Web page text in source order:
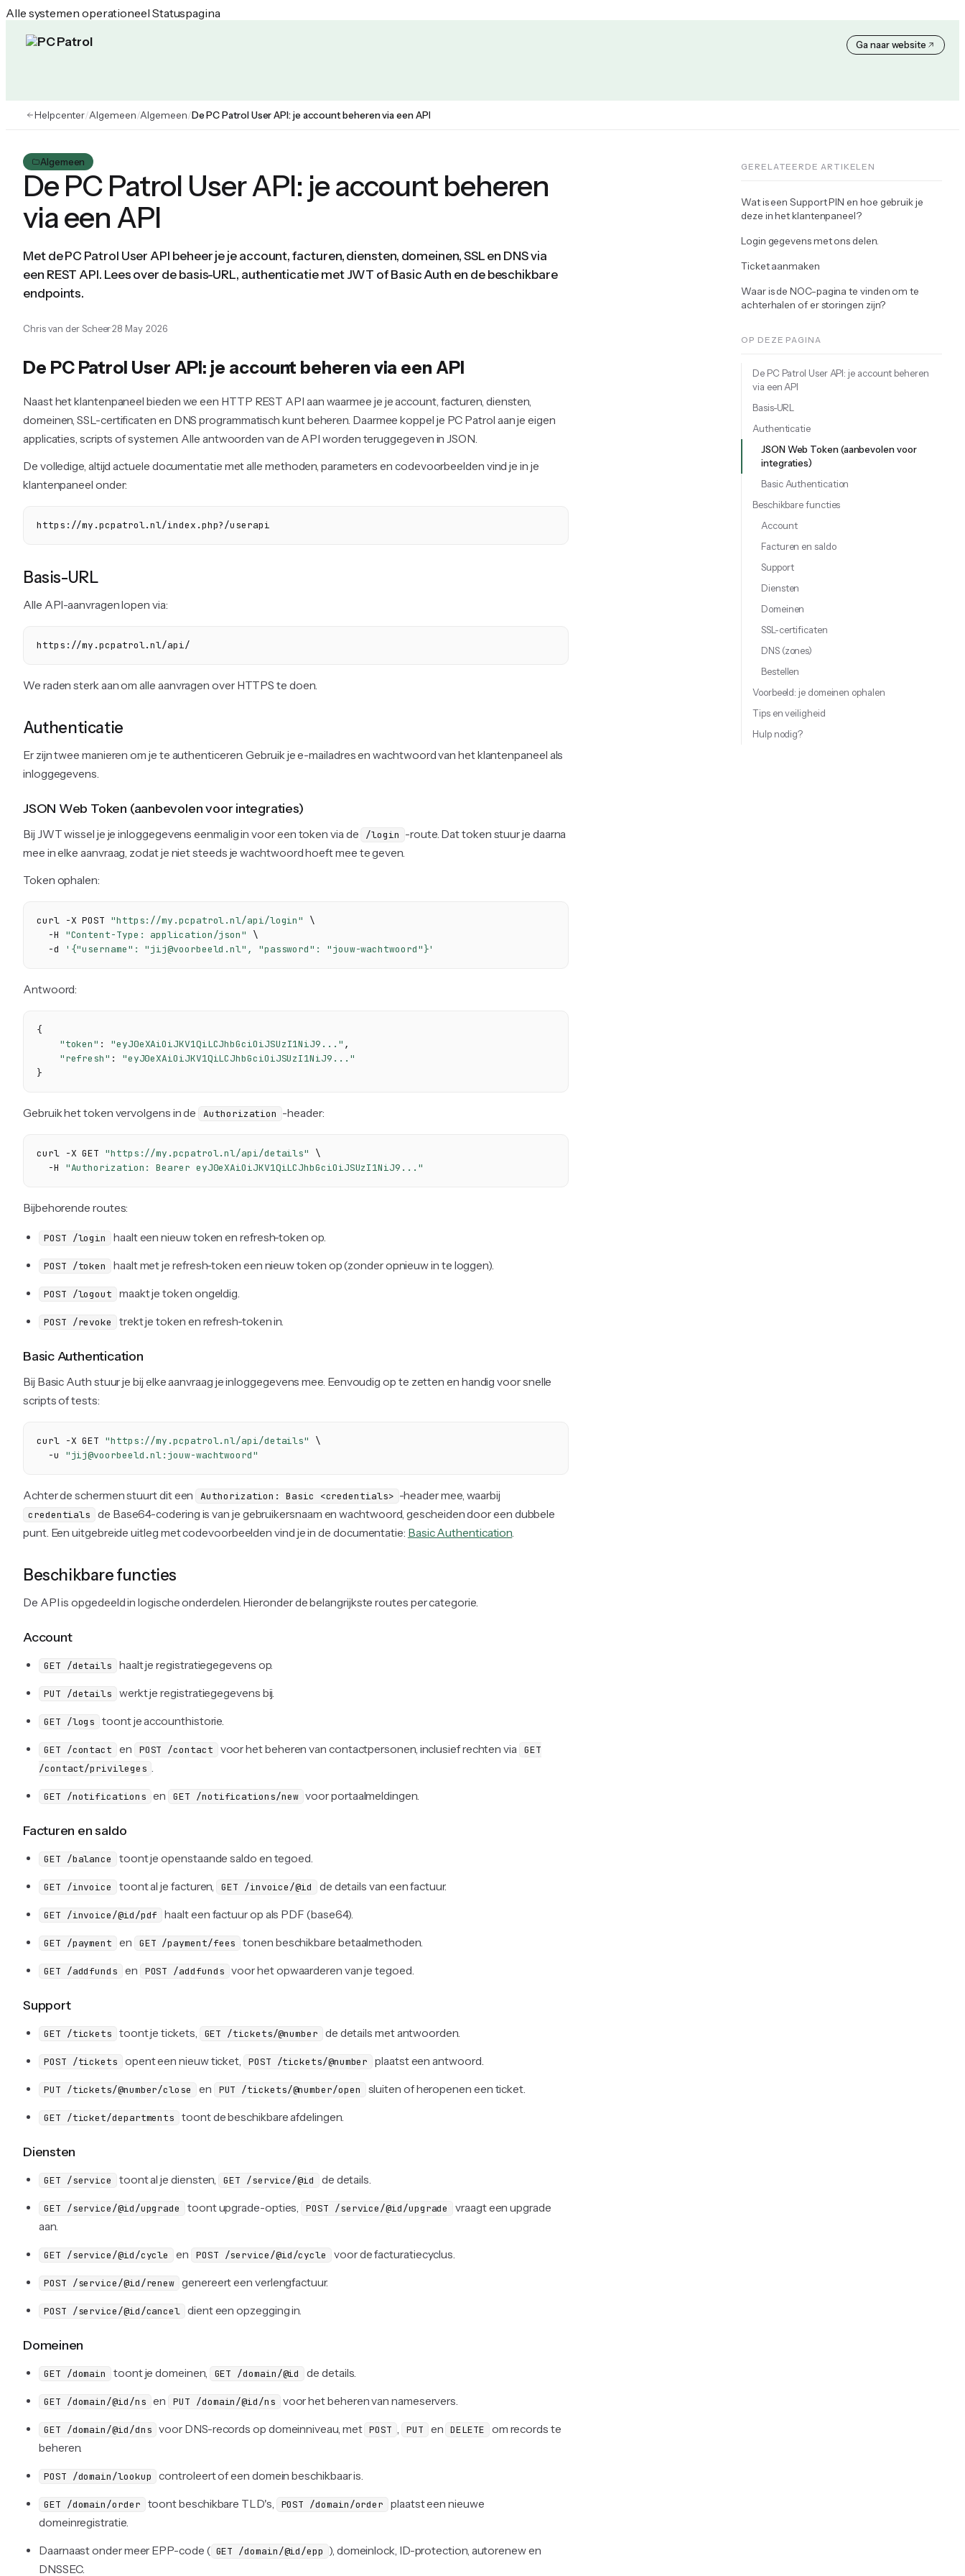
Alle systemen operationeel Statuspagina
PC Patrol Helpcenter Ga naar website
Helpcenter/Algemeen/Algemeen/De PC Patrol User API: je account beheren via een API
Algemeen
De PC Patrol User API: je account beheren
via een API
Met de PC Patrol User API beheer je je account, facturen, diensten, domeinen, SSL en DNS via
een REST API. Lees over de basis-URL, authenticatie met JWT of Basic Auth en de beschikbare
endpoints.
Chris van der Scheer28 May 2026
De PC Patrol User API: je account beheren via een API
Naast het klantenpaneel bieden we een HTTP REST API aan waarmee je je account, facturen, diensten,
domeinen, SSL-certificaten en DNS programmatisch kunt beheren. Daarmee koppel je PC Patrol aan je eigen
applicaties, scripts of systemen. Alle antwoorden van de API worden teruggegeven in JSON.
De volledige, altijd actuele documentatie met alle methoden, parameters en codevoorbeelden vind je in je
klantenpaneel onder:
https://my.pcpatrol.nl/index.php?/userapi
Basis-URL
Alle API-aanvragen lopen via:
https://my.pcpatrol.nl/api/
We raden sterk aan om alle aanvragen over HTTPS te doen.
Authenticatie
Er zijn twee manieren om je te authenticeren. Gebruik je e-mailadres en wachtwoord van het klantenpaneel als
inloggegevens.
JSON Web Token (aanbevolen voor integraties)
Bij JWT wissel je je inloggegevens eenmalig in voor een token via de /login -route. Dat token stuur je daarna
mee in elke aanvraag, zodat je niet steeds je wachtwoord hoeft mee te geven.
Token ophalen:
curl -X POST "https://my.pcpatrol.nl/api/login"
\
  -H
"Content-Type: application/json"
\
  -d
'{"username": "jij@voorbeeld.nl", "password": "jouw-wachtwoord"}'
Antwoord:
{
"token" : "eyJ0eXAiOiJKV1QiLCJhbGciOiJSUzI1NiJ9..." ,
"refresh" :
"eyJ0eXAiOiJKV1QiLCJhbGciOiJSUzI1NiJ9..."
}
Gebruik het token vervolgens in de Authorization -header:
curl -X GET "https://my.pcpatrol.nl/api/details"
\
  -H
"Authorization: Bearer eyJ0eXAiOiJKV1QiLCJhbGciOiJSUzI1NiJ9..."
Bijbehorende routes:
POST /login haalt een nieuw token en refresh-token op.
POST /token haalt met je refresh-token een nieuw token op (zonder opnieuw in te loggen).
POST /logout maakt je token ongeldig.
POST /revoke trekt je token en refresh-token in.
Basic Authentication
Bij Basic Auth stuur je bij elke aanvraag je inloggegevens mee. Eenvoudig op te zetten en handig voor snelle
scripts of tests:
curl -X GET "https://my.pcpatrol.nl/api/details"
\
  -u
"jij@voorbeeld.nl:jouw-wachtwoord"
Achter de schermen stuurt dit een Authorization: Basic <credentials> -header mee, waarbij
credentials
de Base64-codering is van je gebruikersnaam en wachtwoord, gescheiden door een dubbele
punt. Een uitgebreide uitleg met codevoorbeelden vind je in de documentatie: Basic Authentication.
Beschikbare functies
De API is opgedeeld in logische onderdelen. Hieronder de belangrijkste routes per categorie.
Account
GET /details haalt je registratiegegevens op.
PUT /details werkt je registratiegegevens bij.
GET /logs toont je accounthistorie.
GET /contact en POST /contact voor het beheren van contactpersonen, inclusief rechten via GET
/contact/privileges .
GET /notifications en GET /notifications/new voor portaalmeldingen.
Facturen en saldo
GET /balance toont je openstaande saldo en tegoed.
GET /invoice toont al je facturen, GET /invoice/@id de details van een factuur.
GET /invoice/@id/pdf haalt een factuur op als PDF (base64).
GET /payment en GET /payment/fees tonen beschikbare betaalmethoden.
GET /addfunds en POST /addfunds voor het opwaarderen van je tegoed.
Support
GET /tickets toont je tickets, GET /tickets/@number de details met antwoorden.
POST /tickets opent een nieuw ticket, POST /tickets/@number plaatst een antwoord.
PUT /tickets/@number/close en PUT /tickets/@number/open sluiten of heropenen een ticket.
GET /ticket/departments toont de beschikbare afdelingen.
Diensten
GET /service toont al je diensten, GET /service/@id de details.
GET /service/@id/upgrade toont upgrade-opties, POST /service/@id/upgrade
vraagt een upgrade
aan.
GET /service/@id/cycle en POST /service/@id/cycle voor de facturatiecyclus.
POST /service/@id/renew genereert een verlengfactuur.
POST /service/@id/cancel dient een opzegging in.
Domeinen
GET /domain toont je domeinen, GET /domain/@id de details.
GET /domain/@id/ns en PUT /domain/@id/ns voor het beheren van nameservers.
GET /domain/@id/dns voor DNS-records op domeinniveau, met POST , PUT en DELETE
om records te
beheren.
POST /domain/lookup controleert of een domein beschikbaar is.
GET /domain/order toont beschikbare TLD's, POST /domain/order
plaatst een nieuwe
domeinregistratie.
Daarnaast onder meer EPP-code ( GET /domain/@id/epp ), domeinlock, ID-protection, autorenew en
DNSSEC.
GERELATEERDE ARTIKELEN
Wat is een Support PIN en hoe gebruik je
deze in het klantenpaneel?
Login gegevens met ons delen.
Ticket aanmaken
Waar is de NOC-pagina te vinden om te
achterhalen of er storingen zijn?
OP DEZE PAGINA
De PC Patrol User API: je account beheren
via een API
Basis-URL
Authenticatie
JSON Web Token (aanbevolen voor
integraties)
Basic Authentication
Beschikbare functies
Account
Facturen en saldo
Support
Diensten
Domeinen
SSL-certificaten
DNS (zones)
Bestellen
Voorbeeld: je domeinen ophalen
Tips en veiligheid
Hulp nodig?